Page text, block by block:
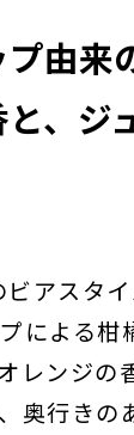
由来
、ジ
ビアスタ
による柑
レンジの
奥行きの